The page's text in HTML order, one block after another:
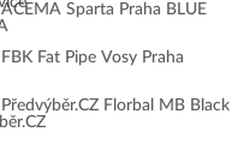
ACEMA Sparta Praha BLUE
FBK Fat Pipe Vosy Praha
Předvýběr.CZ Florbal MB Black